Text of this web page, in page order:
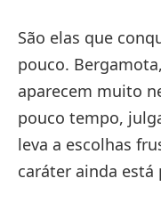
São elas que
pouco.
aparecem muito
pouco tempo,
leva a escolhas
caráter ainda está